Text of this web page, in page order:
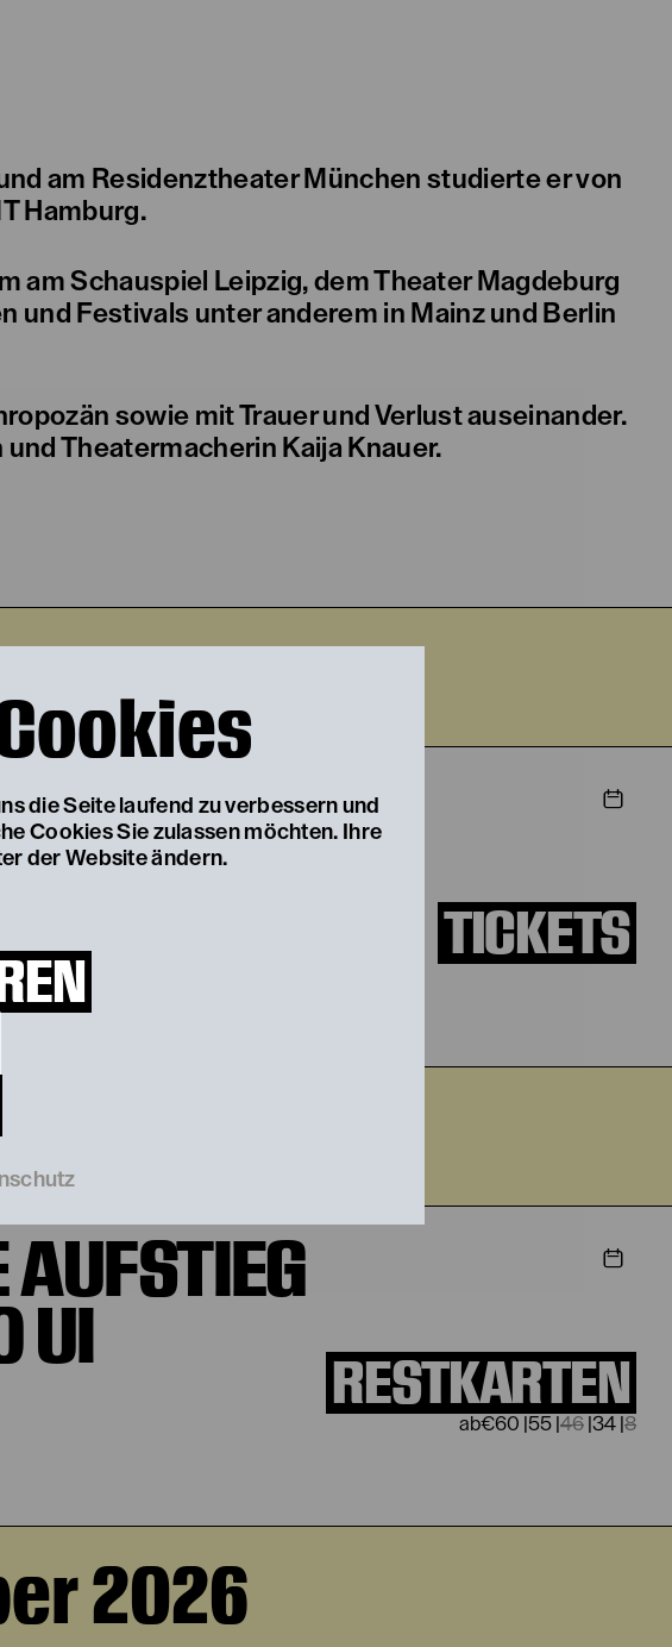
die Seite laufend zu verbessern und
Cookies Sie zulassen möchten. Ihre
der Website ändern.
am Residenztheater München studierte er von
Hamburg.
am Schauspiel Leipzig, dem Theater Magdeburg
und Festivals unter anderem in Mainz und Berlin
sowie mit Trauer und Verlust auseinander.
Theatermacherin Kaija Knauer.
2026
UI
TICKETS
2026
UI RESTKARTEN
€60 55 46 34 8
2026